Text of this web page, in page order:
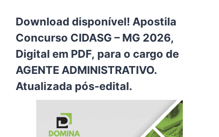
Download disponível! Apostila
Concurso CIDASG – MG 2026,
Digital em PDF, para o cargo de
AGENTE ADMINISTRATIVO.
Atualizada pós-edital.